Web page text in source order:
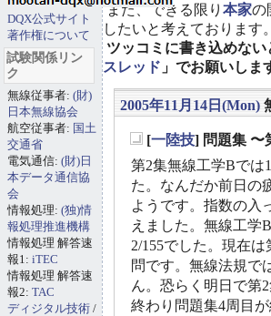
また、できる限り 本家の
したいと考えております。
ツッコミに書き込めない
スレッド 」でお願いしま
2005年11月14日(Mon)
[一陸技] 問題集 〜
第2集無線工学Bでは
た。なんだか前日の
ようです。指数の入
えました。無線工学
2/155でした。現在
問です。無線法規で
ん。恐らく明日で第
終わり問題集4周目
DQX公式サイト
著作権について
試験関係リン
ク
無線従事者: (財)
日本無線協会
航空従事者: 国土
交通省
電気通信: (財)日
本データ通信協
会
情報処理: (独)情
報処理推進機構
情報処理 解答速
報1: iTEC
情報処理 解答速
報2: TAC
ディジタル技術 /